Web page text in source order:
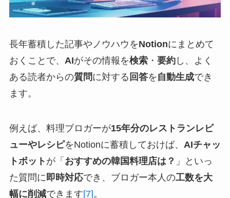
長年蓄積した記事やノウハウをNotionにまとめて
おくことで、 AIがその情報を検索・ 要約し、よく
ある読者からの質問に対する 回答を 自動生成でき
ます。
例えば、料理ブロガーが15年分のレストランレビ
ューやレシピをNotionに蓄積しておけば、 AIチャッ
トボット が「 おすすめの韓国料理店は？ 」といっ
た質問に即時対応でき、ブロガー本人の工数を大
幅に削減できます[7]。